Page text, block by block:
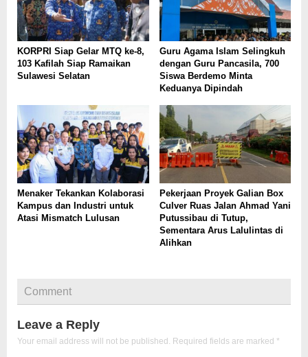
KORPRI Siap Gelar MTQ ke-8,
103 Kafilah Siap Ramaikan
Sulawesi Selatan
Guru Agama Islam Selingkuh
dengan Guru Pancasila, 700
Siswa Berdemo Minta
Keduanya Dipindah
Menaker Tekankan Kolaborasi
Kampus dan Industri untuk
Atasi Mismatch Lulusan
Pekerjaan Proyek Galian Box
Culver Ruas Jalan Ahmad Yani
Putussibau di Tutup,
Sementara Arus Lalulintas di
Alihkan
Comment
Leave a Reply
Your email address will not be published. Required fields are marked *